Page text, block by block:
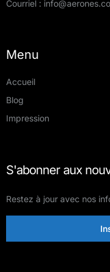
Courriel :
Menu
Accueil
Blog
Impression
S'abonner aux
Restez à jour avec nos